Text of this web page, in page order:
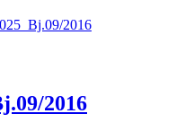
2016